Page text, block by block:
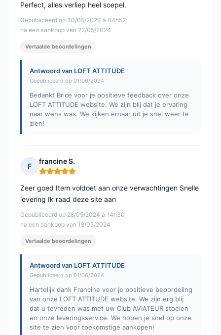
Gepubliceerd op 30/05/2024 à 04h52
na een aankoop van 22/05/2024
Perfect, alles verliep heel soepel.
Vertaalde beoordelingen
Antwoord van LOFT ATTITUDE
Gepubliceerd op 01/06/2024
Bedankt Brice voor je positieve feedback over onze
LOFT ATTITUDE website. We zijn blij dat je ervaring
naar wens was. We kijken ernaar uit je snel weer te
zien!
F
francine S.
Opmerking: 5 van 5
Gepubliceerd op 28/05/2024 à 14h30
na een aankoop van 18/05/2024
Zeer goed Item voldoet aan onze verwachtingen Snelle
levering Ik raad deze site aan
Vertaalde beoordelingen
Antwoord van LOFT ATTITUDE
Gepubliceerd op 01/06/2024
Hartelijk dank Francine voor je positieve beoordeling
van onze LOFT ATTITUDE website. We zijn erg blij
dat u tevreden was met uw Club AVIATEUR stoelen
en onze leveringsservice. We hopen je snel op onze
site te zien voor toekomstige aankopen!